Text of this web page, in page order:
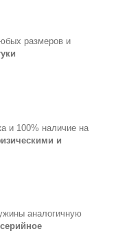
размеров и
и 100% наличие на
и
аналогичную